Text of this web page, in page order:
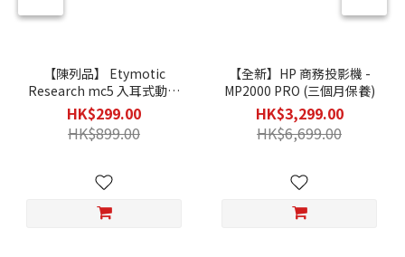
【陳列品】 Etymotic
Research mc5 入耳式動圈
耳機 (無包裝及配件 / 一個月
保養)
HK$299.00
HK$899.00
【全新】HP 商務投影機 -
MP2000 PRO (三個月保養)
HK$3,299.00
HK$6,699.00